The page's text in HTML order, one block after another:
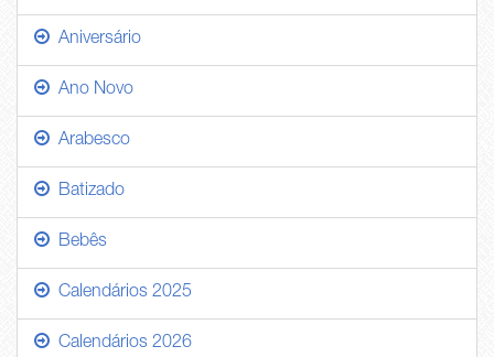
Aniversário
Ano Novo
Arabesco
Batizado
Bebês
Calendários 2025
Calendários 2026